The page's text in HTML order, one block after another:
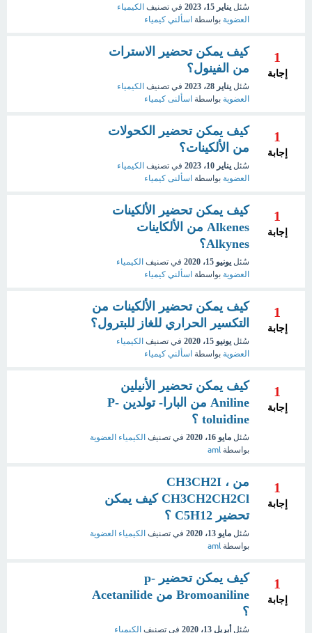
سُئل يناير 15، 2023 في تصنيف الكيمياء
العضوية بواسطة اسألني كيمياء
1
إجابة
كيف يمكن تحضير الاسترات
من الفينول؟
سُئل يناير 28، 2023 في تصنيف الكيمياء
العضوية بواسطة اسألنى كيمياء
1
إجابة
كيف يمكن تحضير الكحولات
من الألكينات؟
سُئل يناير 10، 2023 في تصنيف الكيمياء
العضوية بواسطة اسألنى كيمياء
1
إجابة
كيف يمكن تحضير الألكينات
Alkenes من الألكاينات
Alkynes؟
سُئل يونيو 15، 2020 في تصنيف الكيمياء
العضوية بواسطة اسألني كيمياء
1
إجابة
كيف يمكن تحضير الألكينات من
التكسير الحراري للغاز للبترول؟
سُئل يونيو 15، 2020 في تصنيف الكيمياء
العضوية بواسطة اسألني كيمياء
1
إجابة
كيف يمكن تحضير الأنيلين
Aniline من البارا- تولدين P-
toluidine ؟
سُئل مايو 16، 2020 في تصنيف الكيمياء العضوية
بواسطة aml
1
إجابة
من CH3CH2I ،
CH3CH2CH2Cl كيف يمكن
تحضير C5H12 ؟
سُئل مايو 13، 2020 في تصنيف الكيمياء العضوية
بواسطة aml
1
إجابة
كيف يمكن تحضير p-
Bromoaniline من Acetanilide
؟
سُئل أبريل 13، 2020 في تصنيف الكيمياء